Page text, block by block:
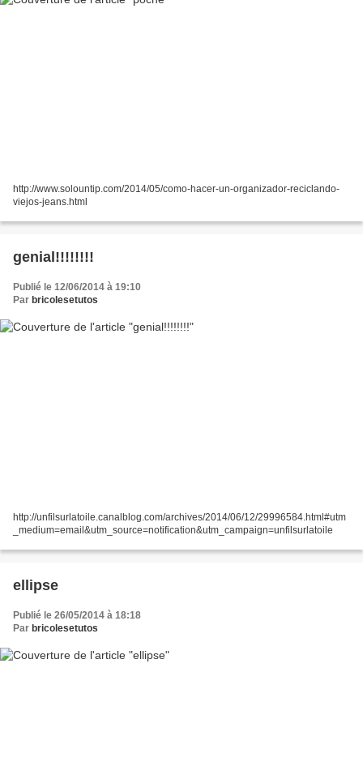
http://www.solountip.com/2014/05/como-hacer-un-organizador-reciclando-
viejos-jeans.html
genial!!!!!!!!
Publié le 12/06/2014 à 19:10
Par bricolesetutos
http://unfilsurlatoile.canalblog.com/archives/2014/06/12/29996584.html#utm
_medium=email&utm_source=notification&utm_campaign=unfilsurlatoile
ellipse
Publié le 26/05/2014 à 18:18
Par bricolesetutos